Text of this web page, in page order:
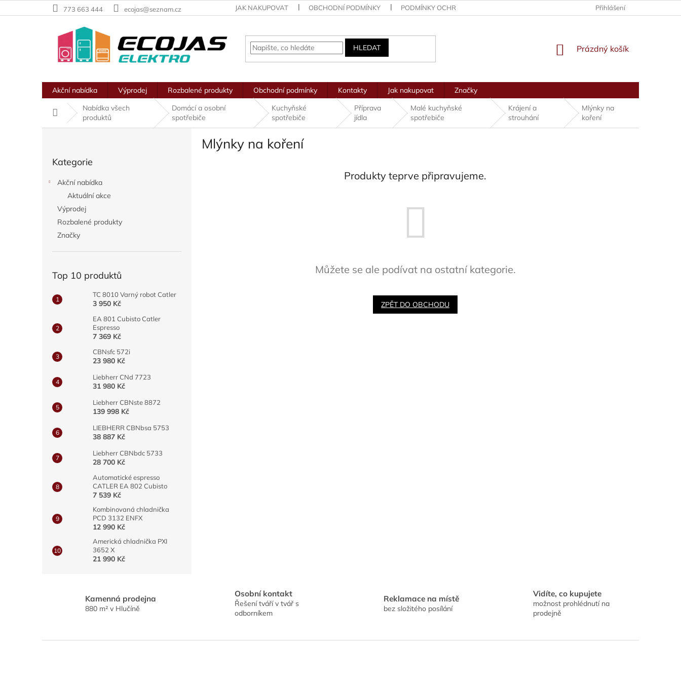
na
773 663 444 ecojas@seznam.cz JAK NAKUPOVAT OBCHODNÍ PODMÍNKY PODMÍNKY OCHRANY OSOBNÍCH ÚDAJŮ Přihlášení
HLEDAT
NÁKUPNÍ
Prázdný košík
Akční nabídka Výprodej Rozbalené produkty Obchodní podmínky Kontakty Jak nakupovat Značky
Domů
Nabídka všech
produktů
Domácí a osobní
spotřebiče
Kuchyňské
spotřebiče
Příprava
jídla
Malé kuchyňské
spotřebiče
Krájení a
strouhání
Mlýnky na
koření
kategorie
Kategorie
Akční nabídka
Aktuální akce
Výprodej
Rozbalené produkty
Značky
Top 10 produktů
TC 8010 Varný robot Catler
3 950 Kč
EA 801 Cubisto Catler
Espresso
7 369 Kč
CBNsfc 572i
23 980 Kč
Liebherr CNd 7723
31 980 Kč
Liebherr CBNste 8872
139 998 Kč
LIEBHERR CBNbsa 5753
38 887 Kč
Liebherr CBNbdc 5733
28 700 Kč
Automatické espresso
CATLER EA 802 Cubisto
7 539 Kč
Kombinovaná chladnička
PCD 3132 ENFX
12 990 Kč
Americká chladnička PXI
3652 X
21 990 Kč
Mlýnky na koření
Produkty teprve připravujeme.
Můžete se ale podívat na ostatní kategorie.
ZPĚT DO OBCHODU
Kamenná prodejna
880 m² v Hlučíně
Osobní kontakt
Řešení tváří v tvář s
odborníkem
Reklamace na místě
bez složitého posílání
Vidíte, co kupujete
možnost prohlédnutí na
prodejně